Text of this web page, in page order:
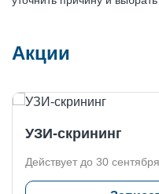
Акции
УЗИ-скрининг
Действует до 30